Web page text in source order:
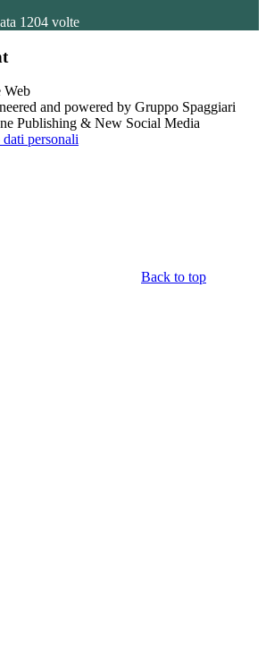
1204 volte
and powered by Gruppo Spaggiari
Publishing & New Social Media
personali
Back to top